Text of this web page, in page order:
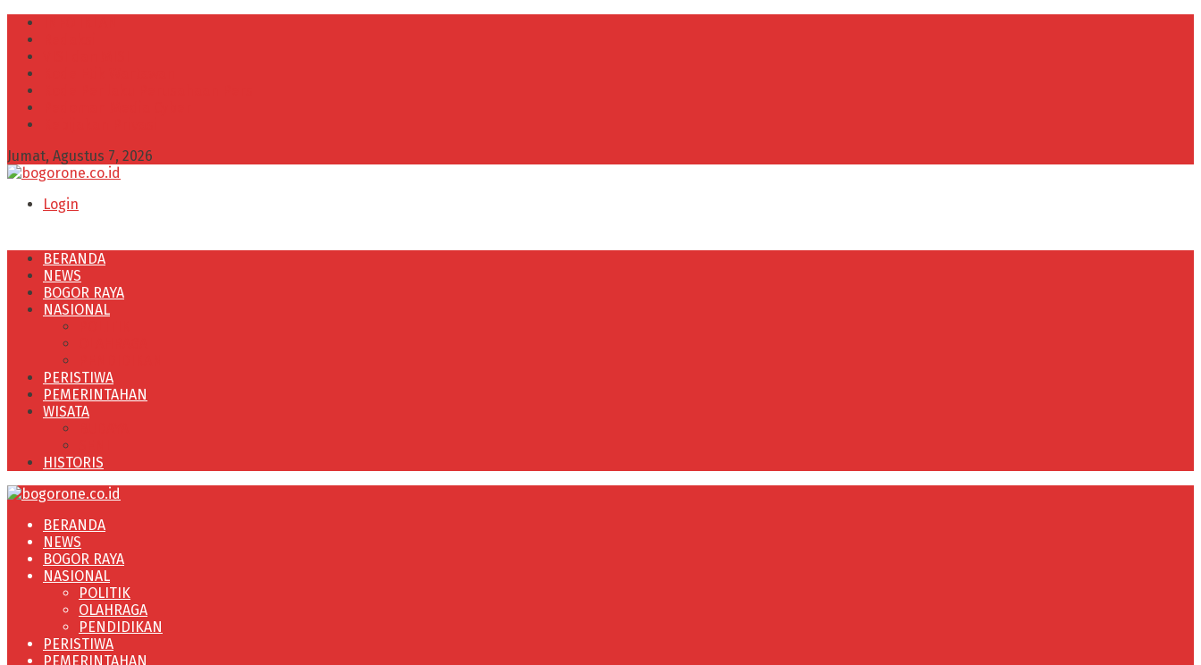
Jumat, Agustus 7, 2026
Login
BERANDA
NEWS
BOGOR RAYA
NASIONAL
PERISTIWA
PEMERINTAHAN
WISATA
HISTORIS
BERANDA
NEWS
BOGOR RAYA
NASIONAL
POLITIK
OLAHRAGA
PENDIDIKAN
PERISTIWA
PEMERINTAHAN